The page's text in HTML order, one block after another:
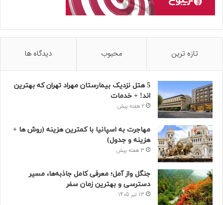
تازه ترین محبوب دیدگاه ها
5 هتل نزدیک بیمارستان مهراد تهران که بهترین‌
اند! + خدمات
2 هفته پیش
مهاجرت به اسپانیا با کمترین هزینه (روش ها +
هزینه و جدول)
3 هفته پیش
جنگل واز آمل؛ معرفی کامل جاذبه‌ها، مسیر
دسترسی و بهترین زمان سفر
13 تیر 1405